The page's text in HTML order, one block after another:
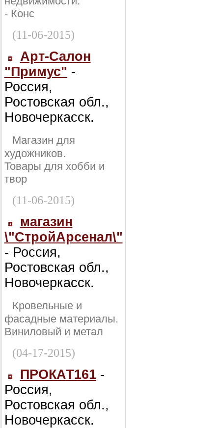
- Конс
(11-06-2015)
Арт-Салон
"Примус" -
Россия,
Ростовская обл.,
Новочеркасск.
Магазин для
художников.
Товары для хобби и
твор
(11-06-2015)
магазин
\"СтройАрсенал\"
- Россия,
Ростовская обл.,
Новочеркасск.
Кровельные и
фасадные материалы.
Виниловый и метал
(04-17-2015)
ПРОКАТ161-
Россия,
Ростовская обл.,
Новочеркасск.